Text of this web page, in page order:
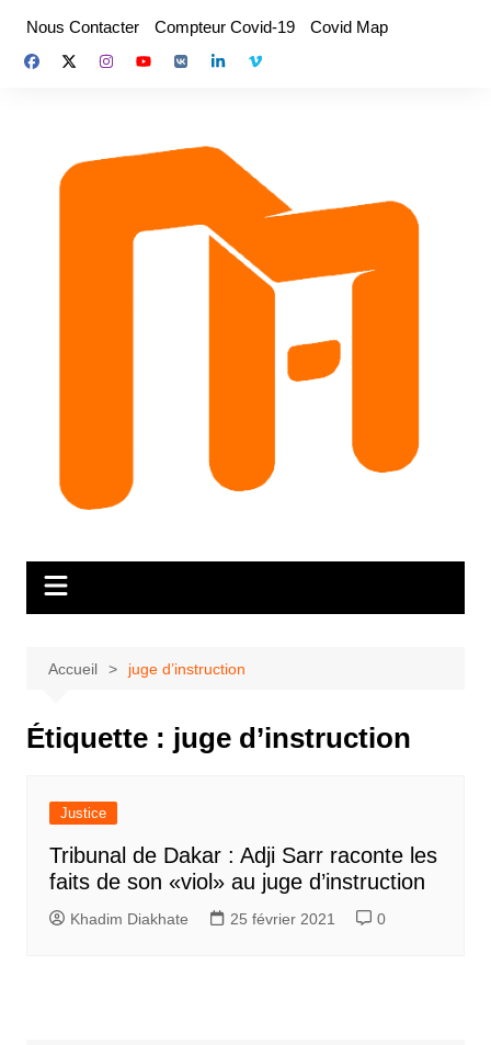
contenu
Nous Contacter Compteur Covid-19 Covid Map
Accueil juge d’instruction
Étiquette : juge d’instruction
Justice
Tribunal de Dakar : Adji Sarr raconte les
faits de son «viol» au juge d’instruction
Khadim Diakhate 25 février 2021 0